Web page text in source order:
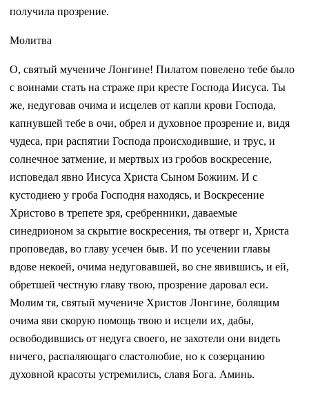
получила прозрение.
Молитва
О, святый мучениче Лонгине! Пилатом повелено тебе было
с воинами стать на страже при кресте Господа Иисуса. Ты
же, недуговав очима и исцелев от капли крови Господа,
капнувшей тебе в очи, обрел и духовное прозрение и, видя
чудеса, при распятии Господа происходившие, и трус, и
солнечное затмение, и мертвых из гробов воскресение,
исповедал явно Иисуса Христа Сыном Божиим. И с
кустодиею у гроба Господня находясь, и Воскресение
Христово в трепете зря, сребренники, даваемые
синедрионом за скрытие воскресения, ты отверг и, Христа
проповедав, во главу усечен быв. И по усечении главы
вдове некоей, очима недуговавшей, во сне явившись, и ей,
обретшей честную главу твою, прозрение даровал еси.
Молим тя, святый мучениче Христов Лонгине, болящим
очима яви скорую помощь твою и исцели их, дабы,
освободившись от недуга своего, не захотели они видеть
ничего, распаляющаго сластолюбие, но к созерцанию
духовной красоты устремились, славя Бога. Аминь.